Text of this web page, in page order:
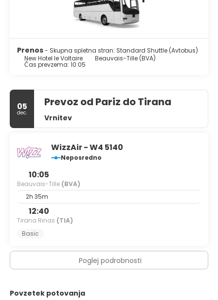
Take advantage of the hotel's room service (during
limited hours). Buffet breakfasts are available daily from
7:00 AM to noon for a fee.
check-out, and dry cleaning/laundry services.
Prenos- Skupna spletna stran: Standard Shuttle (Avtobus)
New Hotel le Voltaire
Beauvais-Tille (BVA)
Čas prevzema: 10:05
05
dec.
Prevoz od Pariz do Tirana
Vrnitev
WizzAir - W4 5140
Neposredno
10:05
Beauvais-Tille (BVA)
2h 35m
12:40
Tirana Rinas (TIA)
Basic
Poglej podrobnosti
Povzetek potovanja